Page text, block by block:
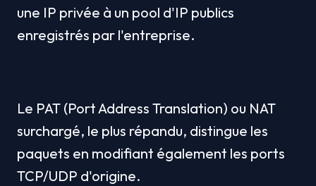
une IP privée à un pool d'IP publics
enregistrés par l'entreprise.
Le PAT (Port Address Translation) ou NAT
surchargé, le plus répandu, distingue les
paquets en modifiant également les ports
TCP/UDP d'origine.